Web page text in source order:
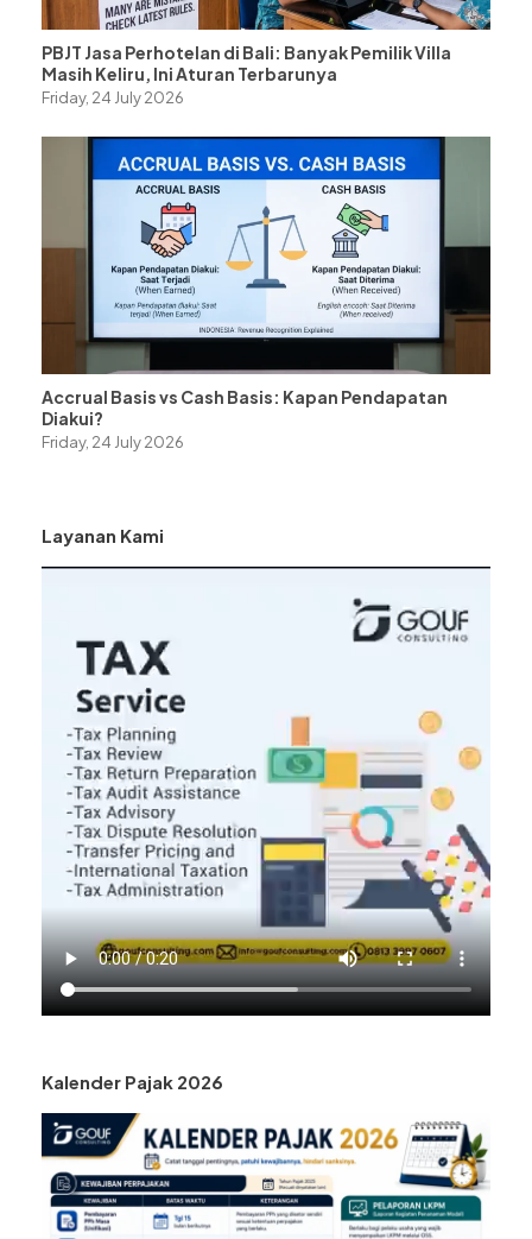
PBJT Jasa Perhotelan di Bali: Banyak Pemilik Villa
Masih Keliru, Ini Aturan Terbarunya
Friday, 24 July 2026
Accrual Basis vs Cash Basis: Kapan Pendapatan
Diakui?
Friday, 24 July 2026
Layanan Kami
Kalender Pajak 2026